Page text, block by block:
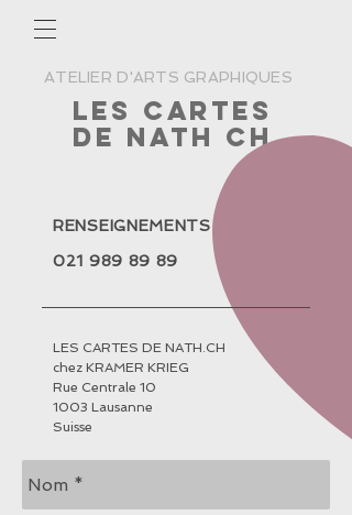
ATELIER D'ARTS GRAPHIQUES
Les cartes
de nath ch
RENSEIGNEMENTS
021 989 89 89
LES CARTES DE NATH.CH
chez KRAMER KRIEG
Rue Centrale 10
1003 Lausanne
Suisse